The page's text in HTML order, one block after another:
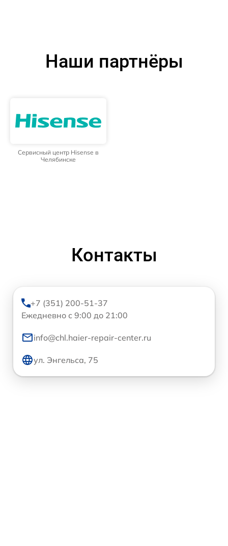
Наши партнёры
Сервисный центр Hisense в
Челябинске
Контакты
+7 (351) 200-51-37
Ежедневно с 9:00 до 21:00
info@chl.haier-repair-center.ru
ул. Энгельса, 75